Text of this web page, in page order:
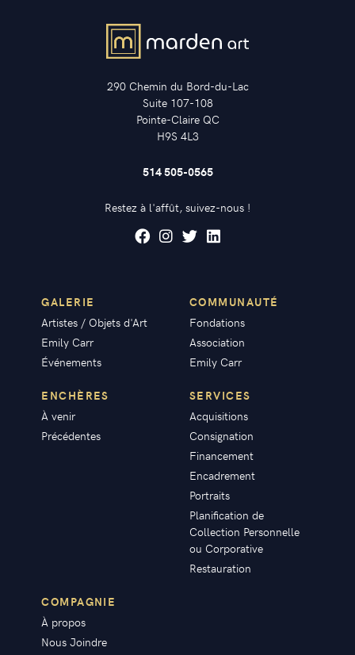
290 Chemin du Bord-du-Lac
Suite 107-108
Pointe-Claire QC
H9S 4L3
514 505-0565
Restez à l'affût, suivez-nous !
GALERIE
Artistes / Objets d'Art
Emily Carr
Événements
COMMUNAUTÉ
Fondations
Association
Emily Carr
ENCHÈRES
À venir
Précédentes
SERVICES
Acquisitions
Consignation
Financement
Encadrement
Portraits
Planification de
Collection Personnelle
ou Corporative
Restauration
COMPAGNIE
À propos
Nous Joindre